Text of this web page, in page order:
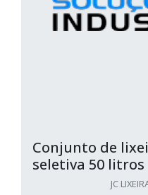
Conjunto de
seletiva 50 litros
JC